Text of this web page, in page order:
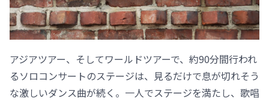
アジアツアー、そしてワールドツアーで、約90分間行われ
るソロコンサートのステージは、見るだけで息が切れそう
な激しいダンス曲が続く。一人でステージを満たし、歌唱